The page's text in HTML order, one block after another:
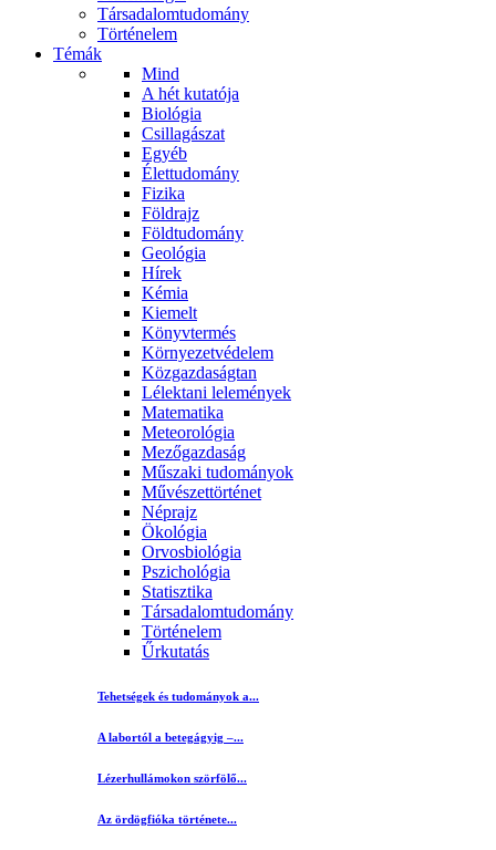
Társadalomtudomány
Történelem
Témák
Mind
A hét kutatója
Biológia
Csillagászat
Egyéb
Élettudomány
Fizika
Földrajz
Földtudomány
Geológia
Hírek
Kémia
Kiemelt
Könyvtermés
Környezetvédelem
Közgazdaságtan
Lélektani lelemények
Matematika
Meteorológia
Mezőgazdaság
Műszaki tudományok
Művészettörténet
Néprajz
Ökológia
Orvosbiológia
Pszichológia
Statisztika
Társadalomtudomány
Történelem
Űrkutatás
Tehetségek és tudományok a...
A labortól a betegágyig –...
Lézerhullámokon szörfölő...
Az ördögfióka története...